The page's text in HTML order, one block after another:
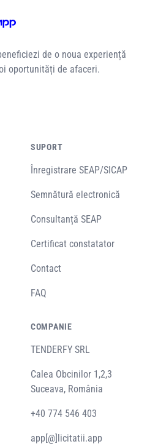
de o noua experiență
oportunități de afaceri.
SUPORT
Înregistrare SEAP/SICAP
Semnătură electronică
Consultanță SEAP
Certificat constatator
Contact
FAQ
COMPANIE
TENDERFY SRL
Calea Obcinilor 1,2,3
Suceava, România
+40 774 546 403
app[@]licitatii.app